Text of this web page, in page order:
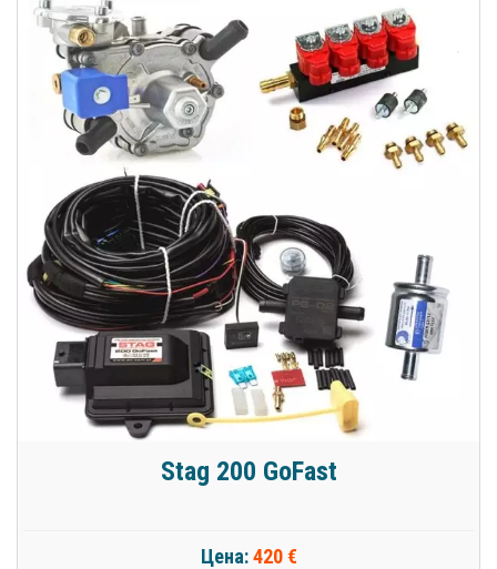
Stag 200 GoFast
Цена:420 €